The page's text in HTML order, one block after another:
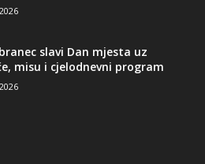
slavi Dan mjesta uz
misu i cjelodnevni program